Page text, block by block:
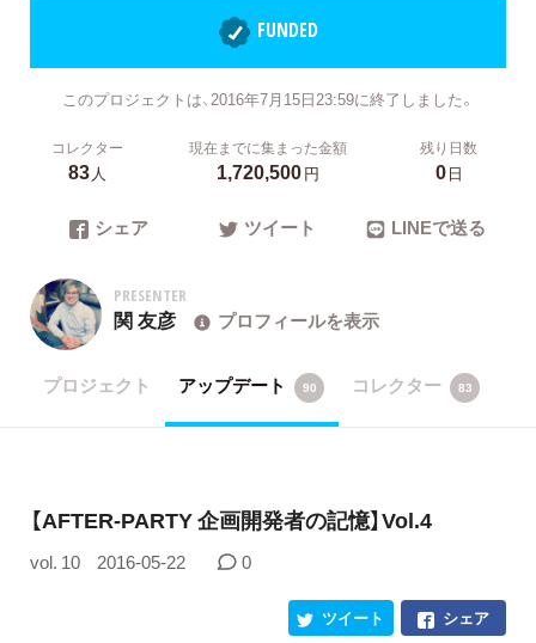
FUNDED
このプロジェクトは、2016年7月15日23:59に終了しました。
コレクター
83人
現在までに集まった金額
1,720,500円
残り日数
0日
シェア ツイート LINEで送る
PRESENTER
関 友彦 プロフィールを表示
プロジェクト アップデート 90 コレクター 83
【AFTER-PARTY 企画開発者の記憶】Vol.4
vol. 10 2016-05-22 0
シェア
ツイート